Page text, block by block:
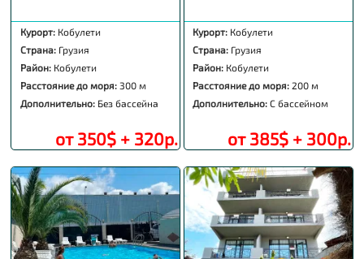
Курорт: Кобулети
Страна: Грузия
Район: Кобулети
Расстояние до моря: 300 м
Дополнительно: Без бассейна
от 350$ + 320р.
Курорт: Кобулети
Страна: Грузия
Район: Кобулети
Расстояние до моря:200 м
Дополнительно:С бассейном
от 385$ + 300р.